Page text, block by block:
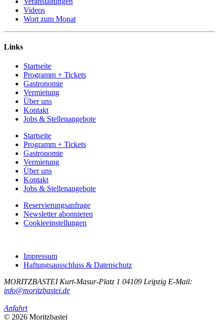
Videos
Wort zum Monat
Links
Startseite
Programm + Tickets
Gastronomie
Vermietung
Über uns
Kontakt
Jobs & Stellenangebote
Startseite
Programm + Tickets
Gastronomie
Vermietung
Über uns
Kontakt
Jobs & Stellenangebote
Reservierungsanfrage
Newsletter abonnieren
Cookieeinstellungen
Impressum
Haftungsausschluss & Datenschutz
MORITZBASTEI Kurt-Masur-Platz 1 04109 Leipzig E-Mail:
info@moritzbastei.de
Anfahrt
© 2026 Moritzbastei